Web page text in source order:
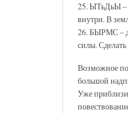
25. ЫТьДьЫ –
внутри. В
26. БЫРМС –
силы.
Возможное
большой
Уже